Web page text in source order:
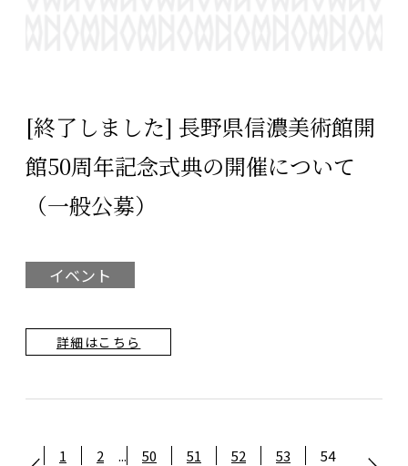
[終了しました] 長野県信濃美術館開
館50周年記念式典の開催について
（一般公募）
イベント
詳細はこちら
1 2 ... 50 51 52 53
54